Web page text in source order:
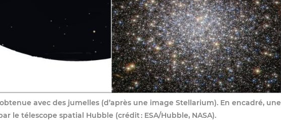
avec des jumelles (d’après une image Stellarium). En encadré, une
le télescope spatial Hubble (crédit : ESA/Hubble, NASA).